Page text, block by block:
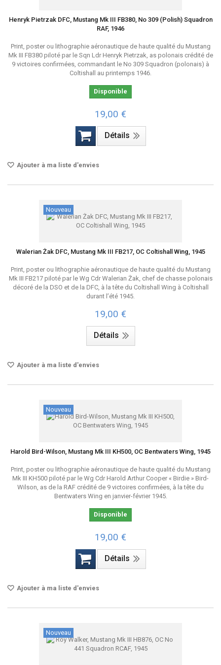
Henryk Pietrzak DFC, Mustang Mk III FB380, No 309 (Polish) Squadron
RAF, 1946
Print, poster ou lithographie aéronautique de haute qualité du Mustang
Mk III FB380 piloté par le Sqn Ldr Henryk Pietrzak, as polonais crédité de
9 victoires confirmées, commandant le No 309 Squadron (polonais) à
Coltishall au printemps 1946.
Disponible
19,00 €
Détails
Ajouter à ma liste d'envies
Nouveau
Walerian Żak DFC, Mustang Mk III FB217, OC Coltishall Wing, 1945
Print, poster ou lithographie aéronautique de haute qualité du Mustang
Mk III FB217 piloté par le Wg Cdr Walerian Żak, chef de chasse polonais
décoré de la DSO et de la DFC, à la tête du Coltishall Wing à Coltishall
durant l’été 1945.
19,00 €
Détails
Ajouter à ma liste d'envies
Nouveau
Harold Bird-Wilson, Mustang Mk III KH500, OC Bentwaters Wing, 1945
Print, poster ou lithographie aéronautique de haute qualité du Mustang
Mk III KH500 piloté par le Wg Cdr Harold Arthur Cooper « Birdie » Bird-
Wilson, as de la RAF crédité de 9 victoires confirmées, à la tête du
Bentwaters Wing en janvier-février 1945.
Disponible
19,00 €
Détails
Ajouter à ma liste d'envies
Nouveau